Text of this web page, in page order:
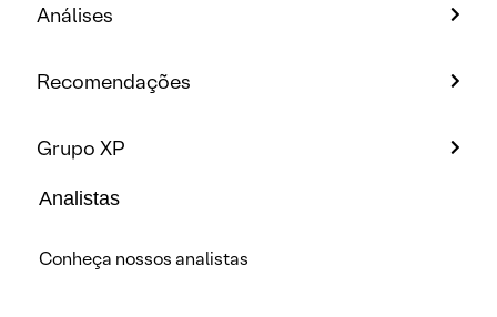
Análises
Recomendações
Grupo XP
Analistas
Conheça nossos analistas